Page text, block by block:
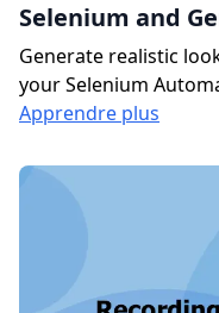
Selenium and
Generate realistic
your Selenium
Apprendre plus